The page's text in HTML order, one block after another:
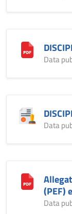
Data
Data
(PEF)
Data